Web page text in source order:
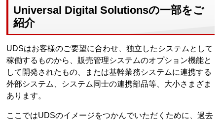
Universal Digital Solutionsの一部をご
紹介
UDSはお客様のご要望に合わせ、独立したシステムとして
稼働するものから、販売管理システムのオプション機能と
して開発されたもの、または基幹業務システムに連携する
外部システム、システム同士の連携部品等、大小さまざま
あります。
ここではUDSのイメージをつかんでいただくために、過去